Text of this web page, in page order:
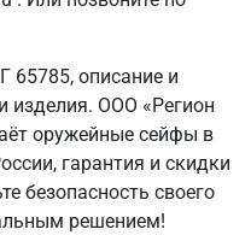
описание и
изделия. ООО «Регион
оружейные сейфы в
гарантия и скидки
безопасность своего
решением!